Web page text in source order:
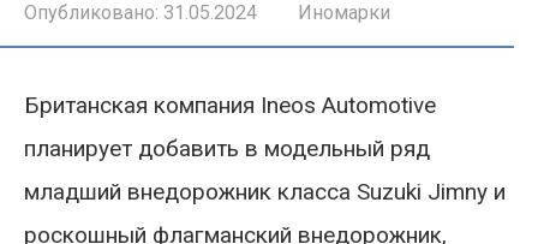
Опубликовано: 31.05.2024 Иномарки
Британская компания Ineos Automotive
планирует добавить в модельный ряд
младший внедорожник класса Suzuki Jimny и
роскошный флагманский внедорожник,